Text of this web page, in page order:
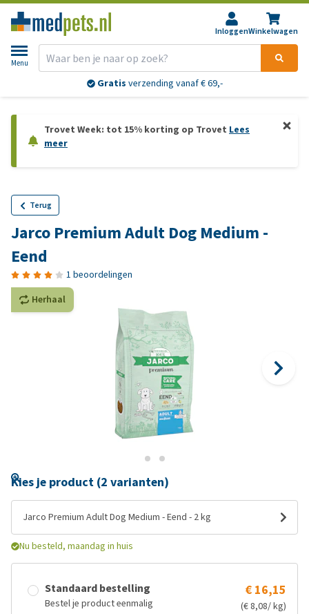
InloggenWinkelwagen
Menu
Gratis verzending vanaf € 69,-
Trovet Week: tot 15% korting op Trovet Lees
meer
Terug
Jarco Premium Adult Dog Medium -
Eend
1 beoordelingen
Herhaal
Kies je product (2 varianten)
Jarco Premium Adult Dog Medium - Eend - 2 kg
Nu besteld, maandag in huis
Standaard bestelling
Bestel je product eenmalig
€ 16,15
(€ 8,08/ kg)